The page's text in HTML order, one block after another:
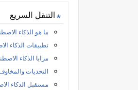
التنقل السريع
ما هو الذكاء
تطبيقات الذكاء
مزايا الذكاء
التحديات
مستقبل الذكاء